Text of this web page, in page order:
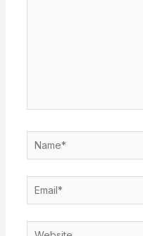
Name*
Email*
Website